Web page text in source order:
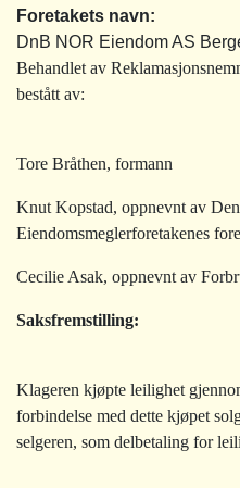
Foretakets navn:
DnB NOR Eiendom AS
Behandlet av
bestått av:
Tore Bråthen, formann
Knut Kopstad, oppnevnt av
Eiendomsmeglerforetakenes
Cecilie Asak, oppnevnt av
Saksfremstilling:
Klageren kjøpte leilighet
forbindelse med dette kjøpet
selgeren, som delbetaling for